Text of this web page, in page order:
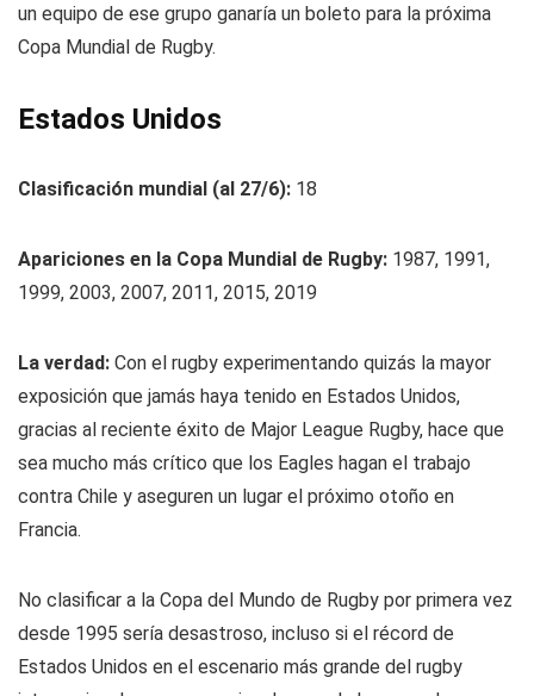
un equipo de ese grupo ganaría un boleto para la próxima
Copa Mundial de Rugby.
Estados Unidos
Clasificación mundial (al 27/6): 18
Apariciones en la Copa Mundial de Rugby: 1987, 1991,
1999, 2003, 2007, 2011, 2015, 2019
La verdad: Con el rugby experimentando quizás la mayor
exposición que jamás haya tenido en Estados Unidos,
gracias al reciente éxito de Major League Rugby, hace que
sea mucho más crítico que los Eagles hagan el trabajo
contra Chile y aseguren un lugar el próximo otoño en
Francia.
No clasificar a la Copa del Mundo de Rugby por primera vez
desde 1995 sería desastroso, incluso si el récord de
Estados Unidos en el escenario más grande del rugby